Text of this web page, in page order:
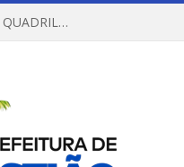
REGULAMENTO DO X CONCURSO INTERMUNICIPAL DE QUADRILHAS JUNINAS – 2026 – ARRAIÁ DA VENEZA